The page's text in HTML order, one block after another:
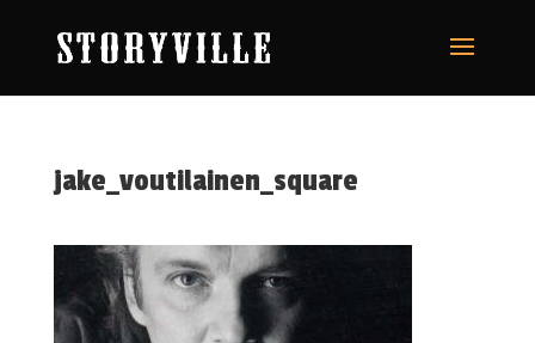
jake_voutilainen_square